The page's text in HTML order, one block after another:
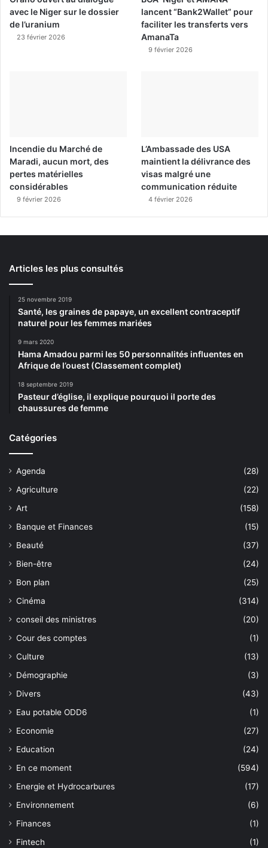
avec le Niger sur le dossier
de l’uranium
23 février 2026
lancent “Bank2Wallet” pour
faciliter les transferts vers
AmanaTa
9 février 2026
Incendie du Marché de
Maradi, aucun mort, des
pertes matérielles
considérables
9 février 2026
L’Ambassade des USA
maintient la délivrance des
visas malgré une
communication réduite
4 février 2026
Articles les plus consultés
25 novembre 2019
Santé, les graines de papaye, un excellent contraceptif
naturel pour les femmes mariées
9 mars 2020
Hama Amadou parmi les 50 personnalités influentes en
Afrique de l’ouest (Classement complet)
18 septembre 2019
Pasteur d’église, il explique pourquoi il porte des
chaussures de femme
Catégories
Agenda
(28)
Agriculture
(22)
Art
(158)
Banque et Finances
(15)
Beauté
(37)
Bien-être
(24)
Bon plan
(25)
Cinéma
(314)
conseil des ministres
(20)
Cour des comptes
(1)
Culture
(13)
Démographie
(3)
Divers
(43)
Eau potable ODD6
(1)
Economie
(27)
Education
(24)
En ce moment
(594)
Energie et Hydrocarbures
(17)
Environnement
(6)
Finances
(1)
Fintech
(1)